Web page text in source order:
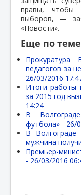
правы, чтобы
выборов, —
«Новости».
Еще по
Прокуратура
педагогов за
26/03/2016
Итоги работы
за 2015 год
14:24
В
футбола» - 26/
В
мужчина
Премьер-
- 26/03/2016